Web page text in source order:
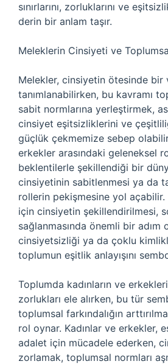
sınırlarını, zorluklarını ve
derin bir anlam taşır.
Meleklerin Cinsiyeti ve
Melekler, cinsiyetin ötesinde bir
tanımlanabilirken, bu kavramı
sabit normlarına yerleştirmek,
cinsiyet eşitsizliklerini ve
güçlük çekmemize sebep
erkekler arasındaki geleneksel
beklentilerle şekillendiği bir
cinsiyetinin sabitlenmesi ya da
rollerin pekişmesine yol açabilir.
için cinsiyetin şekillendirilmesi,
sağlanmasında önemli bir adım
cinsiyetsizliği ya da çoklu
toplumun eşitlik anlayışını
Toplumda kadınların ve
zorlukları ele alırken, bu tür
toplumsal farkındalığın
rol oynar. Kadınlar ve erkekler,
adalet için mücadele ederken,
zorlamak, toplumsal normları